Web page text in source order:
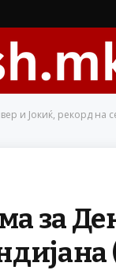
и Јокиќ, рекорд на
за